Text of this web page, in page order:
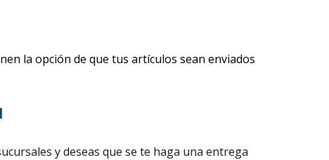
la opción de que tus artículos sean enviados
y deseas que se te haga una entrega